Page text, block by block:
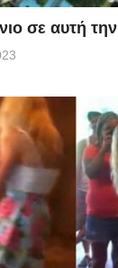
σε αυτή την